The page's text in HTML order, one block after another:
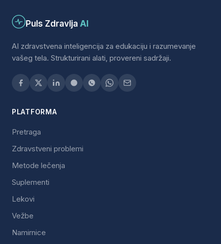
Puls Zdravlja AI
AI zdravstvena inteligencija za edukaciju i razumevanje
vašeg tela. Strukturirani alati, provereni sadržaji.
PLATFORMA
Pretraga
Zdravstveni problemi
Metode lečenja
Suplementi
Lekovi
Vežbe
Namirnice